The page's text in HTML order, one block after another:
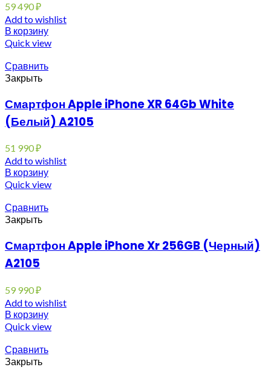
59 490₽
Add to wishlist
В корзину
Quick view
Сравнить
Закрыть
Смартфон Apple iPhone XR 64Gb White
(Белый) A2105
51 990₽
Add to wishlist
В корзину
Quick view
Сравнить
Закрыть
Смартфон Apple iPhone Xr 256GB (Черный)
A2105
59 990₽
Add to wishlist
В корзину
Quick view
Сравнить
Закрыть